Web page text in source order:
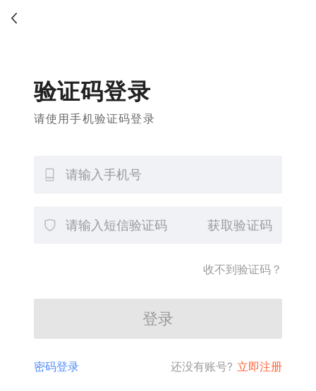
验证码登录
请使用手机验证码登录
获取验证码
收不到验证码？
登录
密码登录 还没有账号? 立即注册